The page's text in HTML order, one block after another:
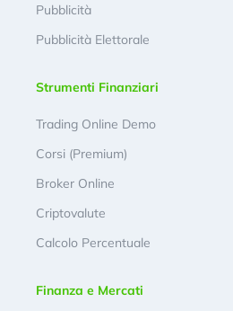
Pubblicità
Pubblicità Elettorale
Strumenti Finanziari
Trading Online Demo
Corsi (Premium)
Broker Online
Criptovalute
Calcolo Percentuale
Finanza e Mercati